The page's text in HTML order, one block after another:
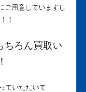
ご用意していますし
！
ちろん買取い
ていただいて